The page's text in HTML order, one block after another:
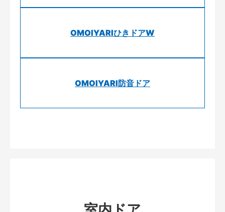
OMOIYARIひきドアW
OMOIYARI防音ドア